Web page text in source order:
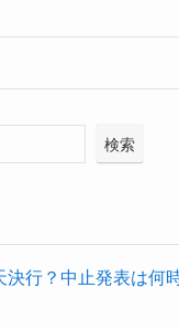
検索
決行？中止発表は何